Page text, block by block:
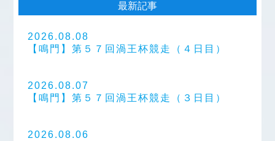
最新記事
2026.08.08
【鳴門】第５７回渦王杯競走（４日目）
2026.08.07
【鳴門】第５７回渦王杯競走（３日目）
2026.08.06